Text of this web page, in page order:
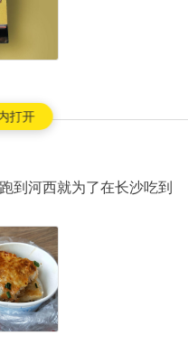
打开
到河西就为了在长沙吃到